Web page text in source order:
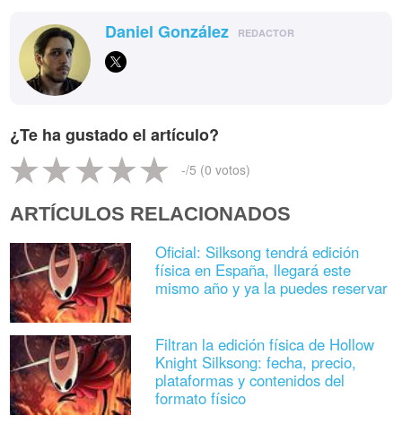
Daniel González REDACTOR
¿Te ha gustado el artículo?
-/5 (0 votos)
ARTÍCULOS RELACIONADOS
Oficial: Silksong tendrá edición
física en España, llegará este
mismo año y ya la puedes reservar
Filtran la edición física de Hollow
Knight Silksong: fecha, precio,
plataformas y contenidos del
formato físico